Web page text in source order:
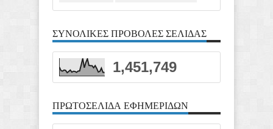
ΣΥΝΟΛΙΚΕΣ ΠΡΟΒΟΛΕΣ ΣΕΛΙΔΑΣ
1,451,749
ΠΡΩΤΟΣΕΛΙΔΑ ΕΦΗΜΕΡΙΔΩΝ